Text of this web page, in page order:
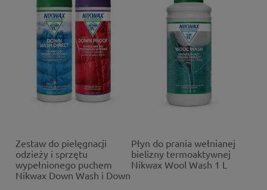
Zestaw do pielęgnacji
odzieży i sprzętu
wypełnionego puchem
Nikwax Down Wash i Down
Płyn do prania wełnianej
bielizny termoaktywnej
Nikwax Wool Wash 1 L